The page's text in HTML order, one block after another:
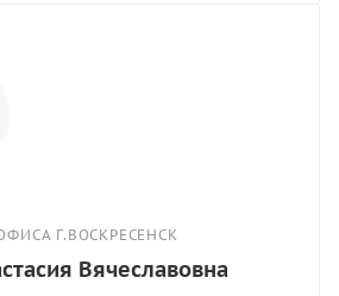
Г.ВОСКРЕСЕНСК
Вячеславовна